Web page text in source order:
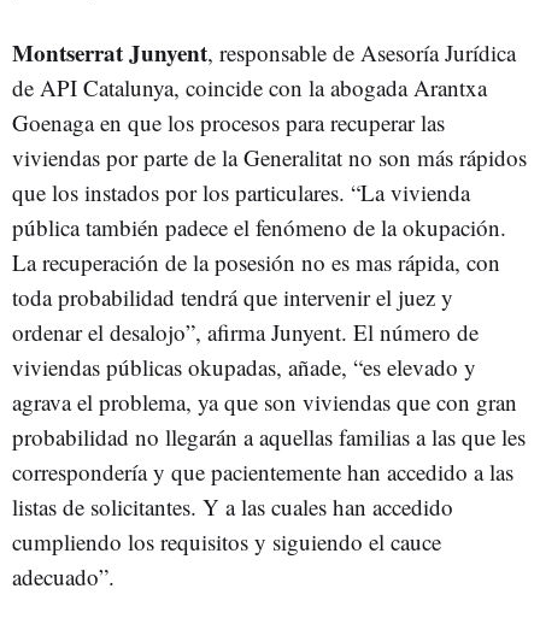
Montserrat Junyent, responsable de Asesoría Jurídica
de API Catalunya, coincide con la abogada Arantxa
Goenaga en que los procesos para recuperar las
viviendas por parte de la Generalitat no son más rápidos
que los instados por los particulares. “La vivienda
pública también padece el fenómeno de la okupación.
La recuperación de la posesión no es mas rápida, con
toda probabilidad tendrá que intervenir el juez y
ordenar el desalojo”, afirma Junyent. El número de
viviendas públicas okupadas, añade, “es elevado y
agrava el problema, ya que son viviendas que con gran
probabilidad no llegarán a aquellas familias a las que les
correspondería y que pacientemente han accedido a las
listas de solicitantes. Y a las cuales han accedido
cumpliendo los requisitos y siguiendo el cauce
adecuado”.